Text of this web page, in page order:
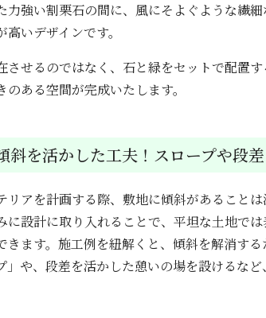
力強い割栗石の間に、風にそよぐような繊
いデザインです。
させるのではなく、石と緑をセットで配置
のある空間が完成いたします。
斜を活かした工夫！スロープや段
リアを計画する際、敷地に傾斜があること
に設計に取り入れることで、平坦な土地で
きます。施工例を紐解くと、傾斜を解消す
」や、段差を活かした憩いの場を設けるな